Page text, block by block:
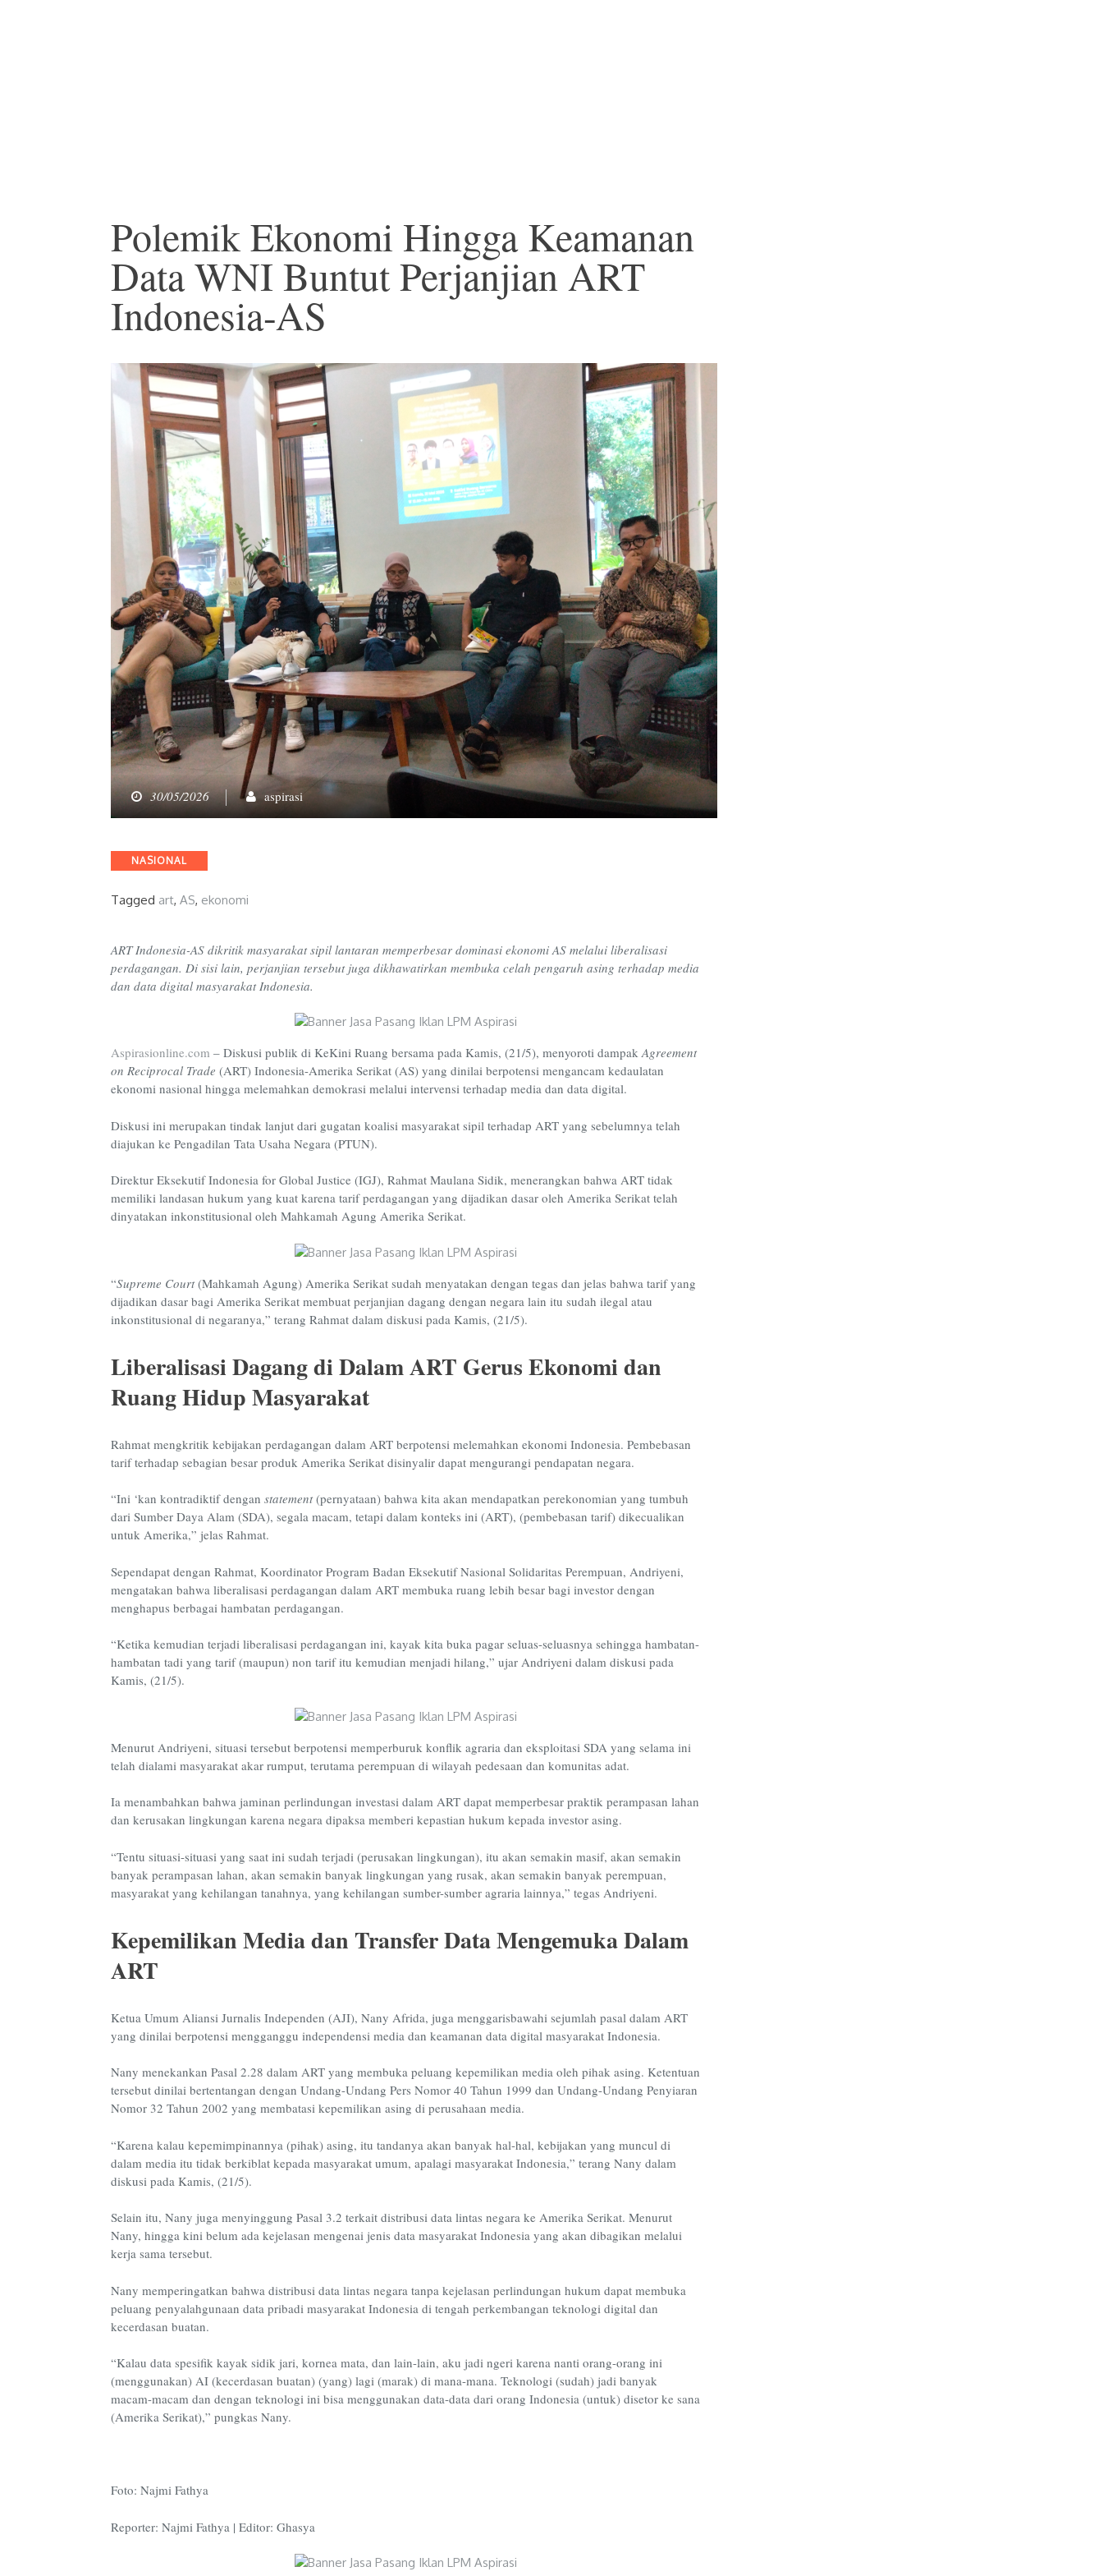
Polemik Ekonomi Hingga Keamanan
Data WNI Buntut Perjanjian ART
Indonesia-AS
30/05/2026 aspirasi
Categories
NASIONAL
Tagged art, AS, ekonomi
ART Indonesia-AS dikritik masyarakat sipil lantaran memperbesar dominasi ekonomi AS melalui liberalisasi
perdagangan. Di sisi lain, perjanjian tersebut juga dikhawatirkan membuka celah pengaruh asing terhadap media
dan data digital masyarakat Indonesia.
Aspirasionline.com – Diskusi publik di KeKini Ruang bersama pada Kamis, (21/5), menyoroti dampakAgreement
on Reciprocal Trade (ART) Indonesia-Amerika Serikat (AS) yang dinilai berpotensi mengancam kedaulatan
ekonomi nasional hingga melemahkan demokrasi melalui intervensi terhadap media dan data digital.
Diskusi ini merupakan tindak lanjut dari gugatan koalisi masyarakat sipil terhadap ART yang sebelumnya telah
diajukan ke Pengadilan Tata Usaha Negara (PTUN).
Direktur Eksekutif Indonesia for Global Justice (IGJ), Rahmat Maulana Sidik, menerangkan bahwa ART tidak
memiliki landasan hukum yang kuat karena tarif perdagangan yang dijadikan dasar oleh Amerika Serikat telah
dinyatakan inkonstitusional oleh Mahkamah Agung Amerika Serikat.
“Supreme Court(Mahkamah Agung) Amerika Serikat sudah menyatakan dengan tegas dan jelas bahwa tarif yang
dijadikan dasar bagi Amerika Serikat membuat perjanjian dagang dengan negara lain itu sudah ilegal atau
inkonstitusional di negaranya,” terang Rahmat dalam diskusi pada Kamis, (21/5).
Liberalisasi Dagang di Dalam ART Gerus Ekonomi dan
Ruang Hidup Masyarakat
Rahmat mengkritik kebijakan perdagangan dalam ART berpotensi melemahkan ekonomi Indonesia. Pembebasan
tarif terhadap sebagian besar produk Amerika Serikat disinyalir dapat mengurangi pendapatan negara.
“Ini ‘kan kontradiktif dengan statement(pernyataan) bahwa kita akan mendapatkan perekonomian yang tumbuh
dari Sumber Daya Alam (SDA), segala macam, tetapi dalam konteks ini (ART), (pembebasan tarif) dikecualikan
untuk Amerika,” jelas Rahmat.
Sependapat dengan Rahmat, Koordinator Program Badan Eksekutif Nasional Solidaritas Perempuan, Andriyeni,
mengatakan bahwa liberalisasi perdagangan dalam ART membuka ruang lebih besar bagi investor dengan
menghapus berbagai hambatan perdagangan.
“Ketika kemudian terjadi liberalisasi perdagangan ini, kayak kita buka pagar seluas-seluasnya sehingga hambatan-
hambatan tadi yang tarif (maupun) non tarif itu kemudian menjadi hilang,” ujar Andriyeni dalam diskusi pada
Kamis, (21/5).
Menurut Andriyeni, situasi tersebut berpotensi memperburuk konflik agraria dan eksploitasi SDA yang selama ini
telah dialami masyarakat akar rumput, terutama perempuan di wilayah pedesaan dan komunitas adat.
Ia menambahkan bahwa jaminan perlindungan investasi dalam ART dapat memperbesar praktik perampasan lahan
dan kerusakan lingkungan karena negara dipaksa memberi kepastian hukum kepada investor asing.
“Tentu situasi-situasi yang saat ini sudah terjadi (perusakan lingkungan), itu akan semakin masif, akan semakin
banyak perampasan lahan, akan semakin banyak lingkungan yang rusak, akan semakin banyak perempuan,
masyarakat yang kehilangan tanahnya, yang kehilangan sumber-sumber agraria lainnya,” tegas Andriyeni.
Kepemilikan Media dan Transfer Data Mengemuka Dalam
ART
Ketua Umum Aliansi Jurnalis Independen (AJI), Nany Afrida, juga menggarisbawahi sejumlah pasal dalam ART
yang dinilai berpotensi mengganggu independensi media dan keamanan data digital masyarakat Indonesia.
Nany menekankan Pasal 2.28 dalam ART yang membuka peluang kepemilikan media oleh pihak asing. Ketentuan
tersebut dinilai bertentangan dengan Undang-Undang Pers Nomor 40 Tahun 1999 dan Undang-Undang Penyiaran
Nomor 32 Tahun 2002 yang membatasi kepemilikan asing di perusahaan media.
“Karena kalau kepemimpinannya (pihak) asing, itu tandanya akan banyak hal-hal, kebijakan yang muncul di
dalam media itu tidak berkiblat kepada masyarakat umum, apalagi masyarakat Indonesia,” terang Nany dalam
diskusi pada Kamis, (21/5).
Selain itu, Nany juga menyinggung Pasal 3.2 terkait distribusi data lintas negara ke Amerika Serikat. Menurut
Nany, hingga kini belum ada kejelasan mengenai jenis data masyarakat Indonesia yang akan dibagikan melalui
kerja sama tersebut.
Nany memperingatkan bahwa distribusi data lintas negara tanpa kejelasan perlindungan hukum dapat membuka
peluang penyalahgunaan data pribadi masyarakat Indonesia di tengah perkembangan teknologi digital dan
kecerdasan buatan.
“Kalau data spesifik kayak sidik jari, kornea mata, dan lain-lain, aku jadi ngeri karena nanti orang-orang ini
(menggunakan) AI (kecerdasan buatan) (yang) lagi (marak) di mana-mana. Teknologi (sudah) jadi banyak
macam-macam dan dengan teknologi ini bisa menggunakan data-data dari orang Indonesia (untuk) disetor ke sana
(Amerika Serikat),” pungkas Nany.
Foto: Najmi Fathya
Reporter: Najmi Fathya | Editor: Ghasya